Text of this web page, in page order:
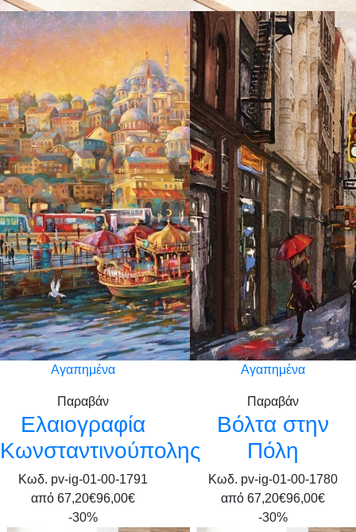
Αγαπημένα
Παραβάν
Ελαιογραφία
Κωνσταντινούπολης
Κωδ. pv-ig-01-00-1791
από 67,20€96,00€
Αγαπημένα
Παραβάν
Βόλτα στην
Πόλη
Κωδ. pv-ig-01-00-1780
από 67,20€96,00€
-30%
-30%